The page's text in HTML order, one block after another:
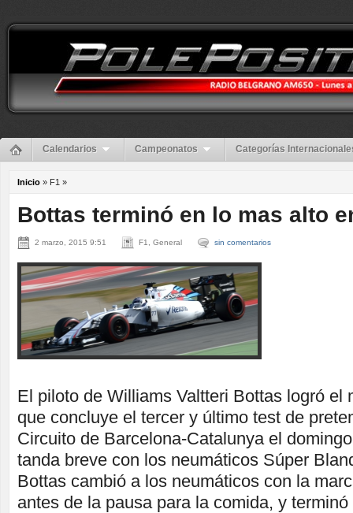
Calendarios Campeonatos Categorías
Inicio » F1 »
Bottas terminó en lo mas alto
2 marzo, 2015 9:51 F1, General sin comentarios
El piloto de Williams Valtteri Bottas logró el
que concluye el tercer y último test de
Circuito de Barcelona-Catalunya el
tanda breve con los neumáticos Súper
Bottas cambió a los neumáticos con la
antes de la pausa para la comida, y